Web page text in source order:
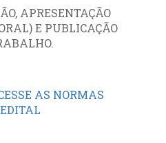
APRESENTAÇÃO
E PUBLICAÇÃO
AS NORMAS